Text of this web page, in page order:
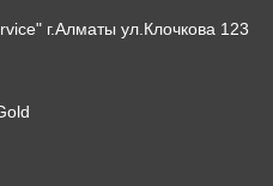
г.Алматы ул.Клочкова 123